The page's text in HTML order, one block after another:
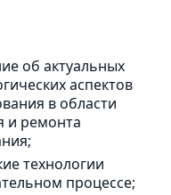
об актуальных
аспектов
в области
и ремонта
технологии
процессе;